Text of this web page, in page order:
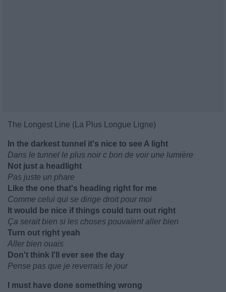
The Longest Line (La Plus Longue Ligne)
In the darkest tunnel it's nice to see A light
Dans le tunnel le plus noir c bon de voir une lumière
Not just a headlight
Pas juste un phare
Like the one that's heading right for me
Comme celui qui se dirige droit pour moi
It would be nice if things could turn out right
Ça serait bien si les choses pouvaient aller bien
Turn out right yeah
Aller bien ouais
Don't think I'll ever see the day
Pense pas que je reverrais le jour
I must have done something wrong